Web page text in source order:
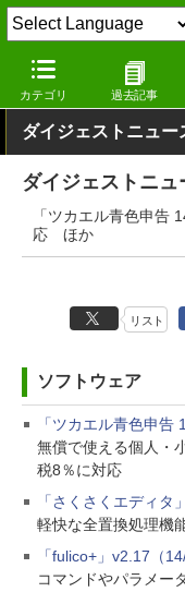
カテゴリ 過去記事
窓の杜 その他の話題
ダイジェストニュー
ダイジェストニュ
「ツカエル青色申告
応 ほか
リスト
ソフトウェア
「ツカエル青色申告
無償で使える個人・
税8％に対応
「さくさくエディタ
軽快な全置換処理機
「fulico+」v2.17（
コマンドやパラメー